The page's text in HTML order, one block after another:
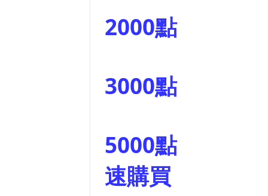
2000點
3000點
5000點
速購買